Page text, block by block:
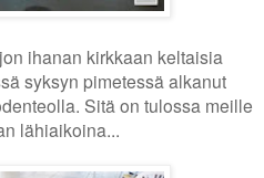
ihanan kirkkaan keltaisia
syksyn pimetessä alkanut
Sitä on tulossa meille
lähiaikoina...